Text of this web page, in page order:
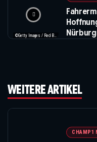
WEITERE ARTIKEL
CHAMP1